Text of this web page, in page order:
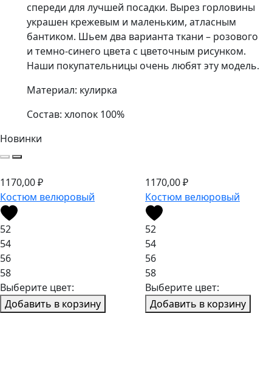
спереди для лучшей посадки. Вырез горловины
украшен крежевым и маленьким, атласным
бантиком. Шьем два варианта ткани – розового
и темно-синего цвета с цветочным рисунком.
Наши покупательницы очень любят эту модель.
Материал: кулирка
Состав: хлопок 100%
Новинки
1170,00₽
Костюм велюровый
52
54
56
58
Выберите цвет:
Добавить в корзину
1170,00₽
Костюм велюровый
52
54
56
58
Выберите цвет:
Добавить в корзину